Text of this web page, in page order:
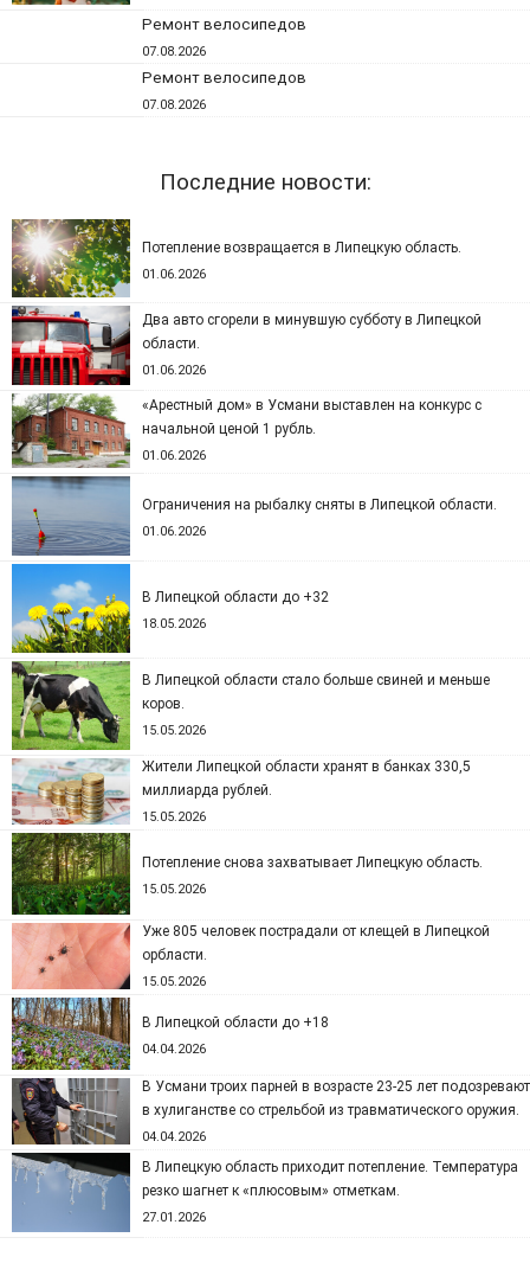
Ремонт велосипедов
07.08.2026
Ремонт велосипедов
07.08.2026
Последние новости:
Потепление возвращается в Липецкую область.
01.06.2026
Два авто сгорели в минувшую субботу в Липецкой
области.
01.06.2026
«Арестный дом» в Усмани выставлен на конкурс с
начальной ценой 1 рубль.
01.06.2026
Ограничения на рыбалку сняты в Липецкой области.
01.06.2026
В Липецкой области до +32
18.05.2026
В Липецкой области стало больше свиней и меньше
коров.
15.05.2026
Жители Липецкой области хранят в банках 330,5
миллиарда рублей.
15.05.2026
Потепление снова захватывает Липецкую область.
15.05.2026
Уже 805 человек пострадали от клещей в Липецкой
орбласти.
15.05.2026
В Липецкой области до +18
04.04.2026
В Усмани троих парней в возрасте 23-25 лет подозревают
в хулиганстве со стрельбой из травматического оружия.
04.04.2026
В Липецкую область приходит потепление. Температура
резко шагнет к «плюсовым» отметкам.
27.01.2026